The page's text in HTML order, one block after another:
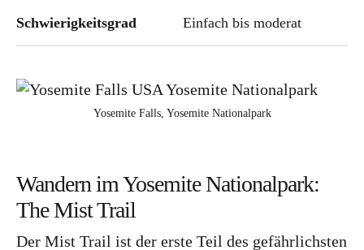
Schwierigkeitsgrad Einfach bis moderat
Yosemite Falls, Yosemite Nationalpark
Wandern im Yosemite Nationalpark:
The Mist Trail
Der Mist Trail ist der erste Teil des gefährlichsten